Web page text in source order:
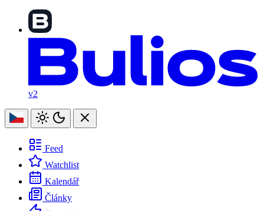
v2
Feed
Watchlist
Kalendář
Články